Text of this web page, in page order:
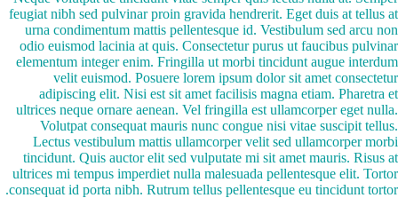
feugiat nibh sed pulvinar proin gravida hendrerit. Eget duis at tellus at
urna condimentum mattis pellentesque id. Vestibulum sed arcu non
odio euismod lacinia at quis. Consectetur purus ut faucibus pulvinar
elementum integer enim. Fringilla ut morbi tincidunt augue interdum
velit euismod. Posuere lorem ipsum dolor sit amet consectetur
adipiscing elit. Nisi est sit amet facilisis magna etiam. Pharetra et
ultrices neque ornare aenean. Vel fringilla est ullamcorper eget nulla.
Volutpat consequat mauris nunc congue nisi vitae suscipit tellus.
Lectus vestibulum mattis ullamcorper velit sed ullamcorper morbi
tincidunt. Quis auctor elit sed vulputate mi sit amet mauris. Risus at
ultrices mi tempus imperdiet nulla malesuada pellentesque elit. Tortor
consequat id porta nibh. Rutrum tellus pellentesque eu tincidunt tortor.